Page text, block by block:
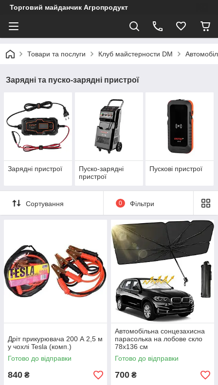
Торговий майданчик Агропродукт
Товари та послуги Клуб майстерности DM
Зарядні та пуско-зарядні пристрої
Зарядні пристрої
Пуско-зарядні
пристрої
Пускові пристрої
Сортування 0 Фільтри
Дріт прикурювача 200 А 2,5 м
у чохлі Tesla (комп.)
Готово до відправки
840 ₴
Автомобільна сонцезахисна
парасолька на лобове скло
78х136 см
Готово до відправки
700 ₴